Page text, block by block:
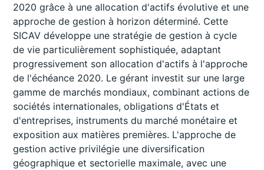
2020 grâce à une allocation d'actifs évolutive et une
approche de gestion à horizon déterminé. Cette
SICAV développe une stratégie de gestion à cycle
de vie particulièrement sophistiquée, adaptant
progressivement son allocation d'actifs à l'approche
de l'échéance 2020. Le gérant investit sur une large
gamme de marchés mondiaux, combinant actions de
sociétés internationales, obligations d'États et
d'entreprises, instruments du marché monétaire et
exposition aux matières premières. L'approche de
gestion active privilégie une diversification
géographique et sectorielle maximale, avec une